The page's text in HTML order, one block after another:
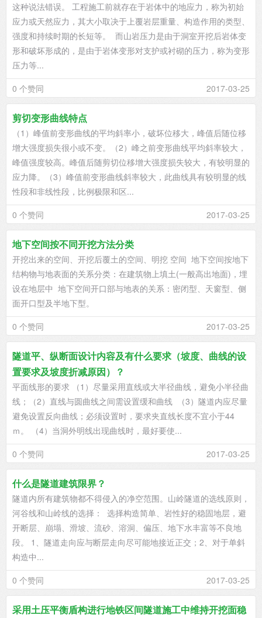
这种说法错误。 工程施工前就存在于岩体中的地应力，称为初始
应力或天然应力，其大小取决于上覆岩层重量、构造作用的类型、
强度和持续时期的长短等。 而山岩压力是由于洞室开挖后岩体变
形和破坏形成的，是由于岩体变形对支护或衬砌的压力，称为变形
压力等...
0 个赞同
2017-03-25
剪切变形曲线特点
（1）峰值前变形曲线的平均斜率小，破坏位移大，峰值后随位移
增大强度损失很小或不变。（2）峰之前变形曲线平均斜率较大，
峰值强度较高。峰值后随剪切位移增大强度损失较大，有较明显的
应力降。（3）峰值前变形曲线斜率较大，此曲线具有较明显的线
性段和非线性段，比例极限和区...
0 个赞同
2017-03-25
地下空间按不同开挖方法分类
开挖出来的空间、开挖后覆土的空间、明挖 空间 地下空间按地下
结构物与地表面的关系分类：在建筑物上填土(一般高出地面)，埋
设在地层中 地下空间开口部与地表的关系：密闭型、天窗型、侧
面开口型及半地下型。
0 个赞同
2017-03-25
隧道平、纵断面设计内容及有什么要求（坡度、曲线的设
置要求及坡度折减原因）？
平面线形的要求 （1）尽量采用直线或大半径曲线，避免小半径曲
线；（2）直线与圆曲线之间需设置缓和曲线 （3）隧道内应尽量
避免设置反向曲线；必须设置时，要求夹直线长度不宜小于44
ｍ。 （4）当洞外明线出现曲线时，最好要使...
0 个赞同
2017-03-25
什么是隧道建筑限界？
隧道内所有建筑物都不得侵入的净空范围。山岭隧道的选线原则，
河谷线和山岭线的选择： 选择构造简单、岩性好的稳固地层，避
开断层、崩塌、滑坡、流砂、溶洞、偏压、地下水丰富等不良地
段。 1、隧道走向应与断层走向尽可能地接近正交；2、对于单斜
构造中...
0 个赞同
2017-03-25
采用土压平衡盾构进行地铁区间隧道施工中维持开挖面稳